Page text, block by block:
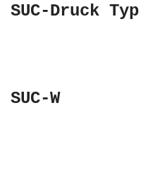
SUC-Druck Typ
SUC-W